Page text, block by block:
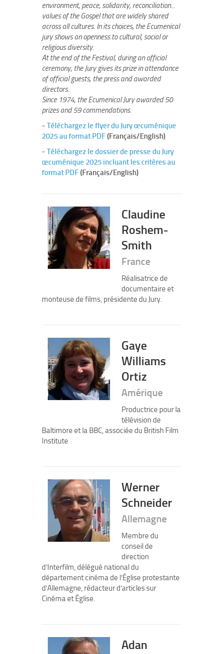
environment, peace, solidarity, reconciliation...
values of the Gospel that are widely shared
across all cultures. In its choices, the Ecumenical
jury shows an openness to cultural, social or
religious diversity.
At the end of the Festival, during an official
ceremony, the Jury gives its prize in attendance
of official guests, the press and awarded
directors.
Since 1974, the Ecumenical Jury awarded 50
prizes and 59 commendations.
- Téléchargez le flyer du Jury œcuménique
2025 au format PDF(Français/English)
- Téléchargez le dossier de presse du Jury
œcuménique 2025 incluant les critères au
format PDF(Français/English)
Claudine
Roshem-
Smith
France
Réalisatrice de
documentaire et
monteuse de films, présidente du Jury.
Gaye
Williams
Ortiz
Amérique
Productrice pour la
télévision de
Baltimore et la BBC, associée du British Film
Institute
Werner
Schneider
Allemagne
Membre du
conseil de
direction
d’Interfilm, délégué national du
département cinéma de l’Église protestante
d’Allemagne, rédacteur d’articles sur
Cinéma et Église.
Adan